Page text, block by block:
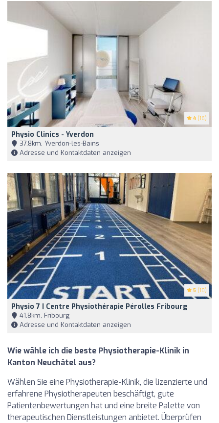
4 (16)
Physio Clinics - Yverdon
37,8km, Yverdon-les-Bains
Adresse und Kontaktdaten anzeigen
5 (10)
Physio 7 | Centre Physiothérapie Pérolles Fribourg
41,8km, Fribourg
Adresse und Kontaktdaten anzeigen
Wie wähle ich die beste Physiotherapie-Klinik in
Kanton Neuchâtel aus?
Wählen Sie eine Physiotherapie-Klinik, die lizenzierte und
erfahrene Physiotherapeuten beschäftigt, gute
Patientenbewertungen hat und eine breite Palette von
therapeutischen Dienstleistungen anbietet. Überprüfen